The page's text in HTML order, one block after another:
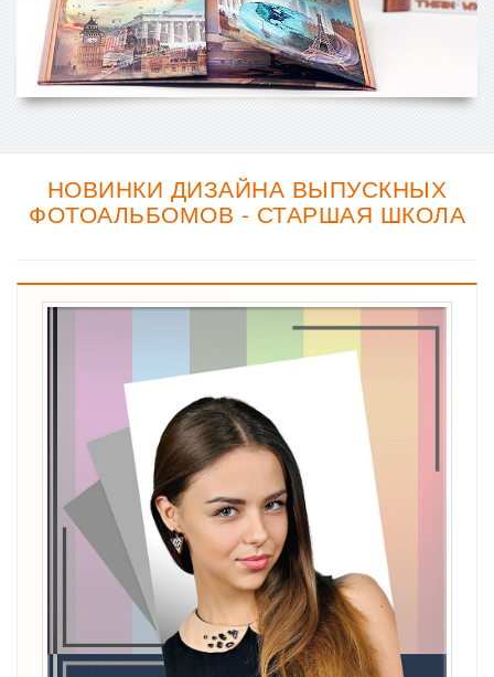
НОВИНКИ ДИЗАЙНА ВЫПУСКНЫХ
ФОТОАЛЬБОМОВ - СТАРШАЯ ШКОЛА